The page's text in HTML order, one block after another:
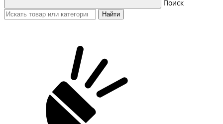
Поиск
Найти